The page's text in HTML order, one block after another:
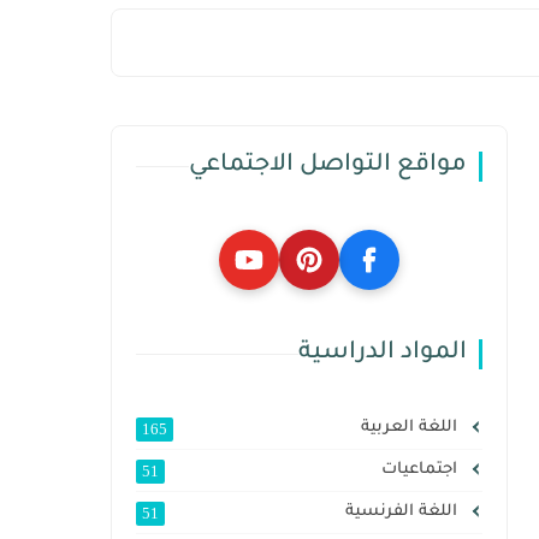
مواقع التواصل الاجتماعي
المواد الدراسية
اللغة العربية 165
اجتماعيات 51
اللغة الفرنسية 51